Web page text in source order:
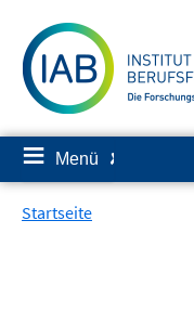
zum
Inhalt
≡ Menü ✘
Startseite